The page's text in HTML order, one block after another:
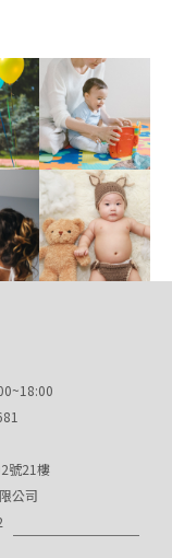
號21樓
公司